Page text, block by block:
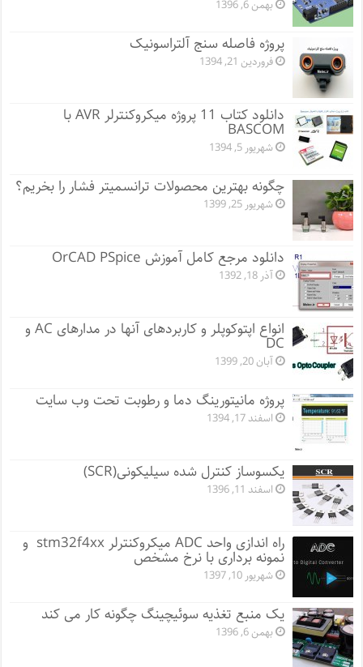
بهمن 6, 1396
پروژه فاصله سنج آلتراسونیک
فروردین 21, 1394
دانلود کتاب 11 پروژه میکروکنترلر AVR با
BASCOM
شهریور 5, 1394
چگونه بهترین محصولات ترانسمیتر فشار را بخریم؟
شهریور 25, 1399
دانلود مرجع کامل آموزش OrCAD PSpice
آذر 18, 1392
انواع اپتوکوپلر و کاربردهای آنها در مدارهای AC و
DC
آبان 20, 1399
پروژه مانيتورينگ دما و رطوبت تحت وب سایت
اسفند 17, 1394
یکسوساز کنترل شده سیلیکونی(SCR)
اسفند 11, 1396
راه اندازی واحد ADC میکروکنترلر stm32f4xx و
نمونه برداری با نرخ مشخص
شهریور 10, 1397
یک منبع تغذیه سوئیچینگ چگونه کار می کند
بهمن 6, 1396